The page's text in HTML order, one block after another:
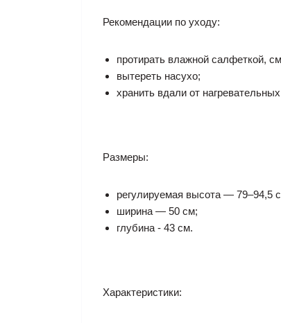
Рекомендации по уходу:
протирать влажной салфеткой,
вытереть насухо;
хранить вдали от
Размеры:
регулируемая высота — 79–94,5
ширина — 50 см;
глубина - 43 см.
Характеристики: